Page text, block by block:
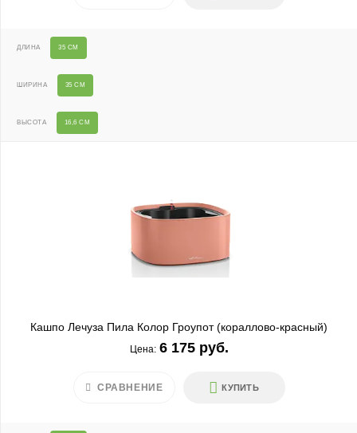
ДЛИНА 35 СМ
ШИРИНА 35 СМ
ВЫСОТА 16,6 СМ
Кашпо Лечуза Пила Колор Гроупот (кораллово-красный)
Цена: 6 175 руб.
КУПИТЬ
СРАВНЕНИЕ